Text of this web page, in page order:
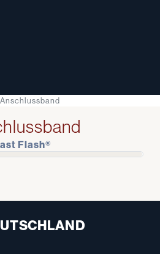
Anschlussband
Flash®